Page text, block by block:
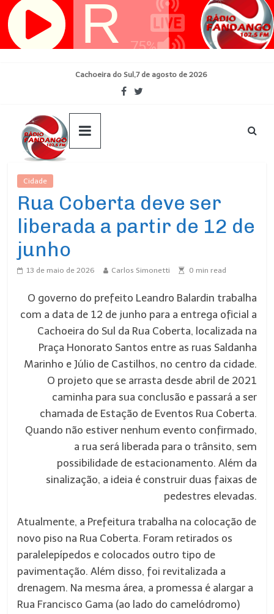
Pular
para
Cachoeira do Sul,7 de agosto de 2026
Cidade
Rua Coberta deve ser
liberada a partir de 12 de
junho
13 de maio de 2026 Carlos Simonetti 0 min read
O governo do prefeito Leandro Balardin trabalha
com a data de 12 de junho para a entrega oficial a
Cachoeira do Sul da Rua Coberta, localizada na
Praça Honorato Santos entre as ruas Saldanha
Marinho e Júlio de Castilhos, no centro da cidade.
O projeto que se arrasta desde abril de 2021
caminha para sua conclusão e passará a ser
chamada de Estação de Eventos Rua Coberta.
Quando não estiver nenhum evento confirmado,
a rua será liberada para o trânsito, sem
possibilidade de estacionamento. Além da
sinalização, a ideia é construir duas faixas de
pedestres elevadas.
Atualmente, a Prefeitura trabalha na colocação de
novo piso na Rua Coberta. Foram retirados os
paralelepípedos e colocados outro tipo de
pavimentação. Além disso, foi revitalizada a
drenagem. Na mesma área, a promessa é alargar a
Rua Francisco Gama (ao lado do camelódromo)